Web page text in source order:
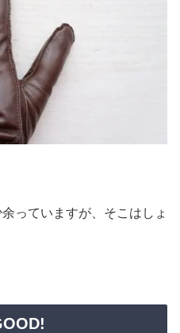
っていますが、そこはしょ